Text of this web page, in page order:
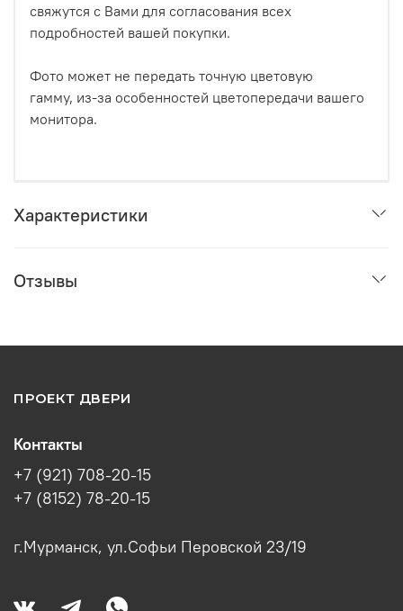
свяжутся с Вами для согласования всех
подробностей вашей покупки.
Фото может не передать точную цветовую
гамму, из-за особенностей цветопередачи вашего
монитора.
Характеристики
Отзывы
ПРОЕКТ ДВЕРИ
Контакты
+7 (921) 708-20-15
+7 (8152) 78-20-15
г.Мурманск, ул.Софьи Перовской 23/19